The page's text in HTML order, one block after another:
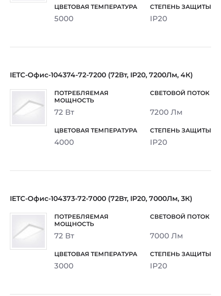
5000 IP20
IETC-Офис-104374-72-7200 (72Вт, IP20, 7200Лм, 4К)
72 Вт 7200 Лм
4000 IP20
IETC-Офис-104373-72-7000 (72Вт, IP20, 7000Лм, 3К)
72 Вт 7000 Лм
3000 IP20